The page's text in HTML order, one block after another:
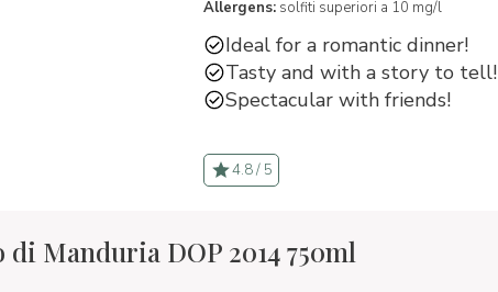
Allergens: solfiti superiori a 10 mg/l
Ideal for a romantic dinner!
Tasty and with a story to tell!
Spectacular with friends!
4.8 / 5
Manduria DOP 2014 750ml